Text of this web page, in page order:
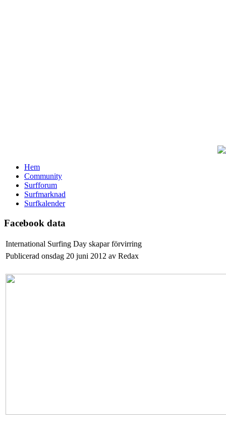
Hem
Community
Surfforum
Surfmarknad
Surfkalender
Facebook data
International Surfing Day skapar förvirring
Publicerad onsdag 20 juni 2012 av Redax